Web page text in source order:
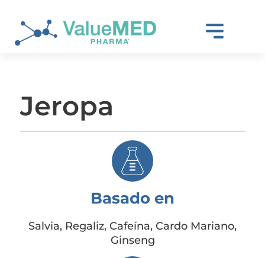
Jeropa
Basado en
Salvia, Regaliz, Cafeína, Cardo Mariano,
Ginseng